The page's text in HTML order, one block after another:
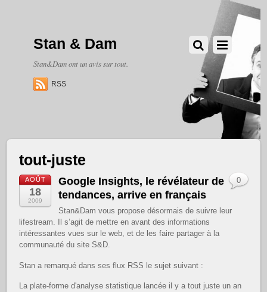
Stan & Dam
Stan&Dam ont un avis sur tout.
RSS
tout-juste
AOÛT
18
2009
Google Insights, le révélateur de
tendances, arrive en français
Stan&Dam vous propose désormais de suivre leur
lifestream. Il s’agit de mettre en avant des informations
intéressantes vues sur le web, et de les faire partager à la
communauté du site S&D.
Stan a remarqué dans ses flux RSS le sujet suivant :
La plate-forme d'analyse statistique lancée il y a tout juste un an
0